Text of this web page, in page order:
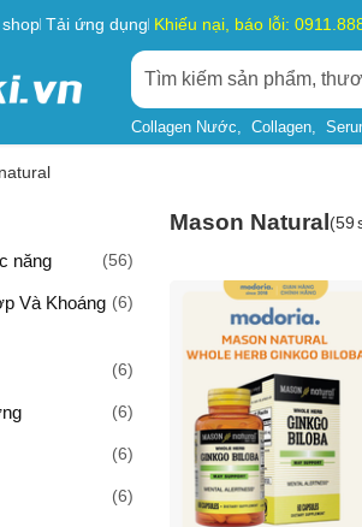
Tải ứng dụng Khiếu nại, báo lỗi:
Collagen Nước Collagen
năng (56)
Và Khoáng (6)
(6)
(6)
(6)
(6)
Mason Natural (59